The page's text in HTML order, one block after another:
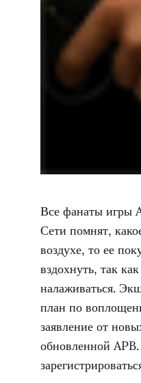
Все фанаты игры
Сети помнят,
воздухе, то ее
вздохнуть, так
налаживаться.
план по
заявление от
обновленной